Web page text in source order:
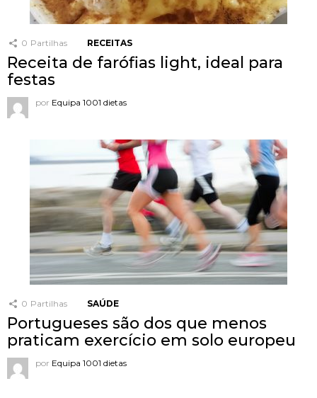
0 Partilhas RECEITAS
Receita de farófias light, ideal para
festas
por Equipa 1001 dietas
0 Partilhas SAÚDE
Portugueses são dos que menos
praticam exercício em solo europeu
por Equipa 1001 dietas